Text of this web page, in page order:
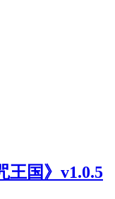
王国》v1.0.5